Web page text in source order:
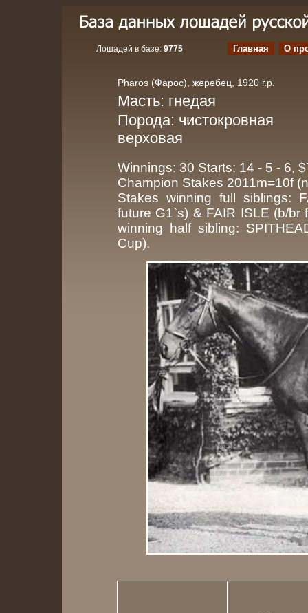
Лошадей в базе: 9775 Главная О
Pharos (Фарос), жеребец, 1920 г.р.
Масть: гнедая
Порода: чистокровная
верховая
Winnings: 30 Starts: 14 - 5 - 6,
Champion Stakes 2011m=10f
Stakes winning full siblings:
future G1`s) & FAIR ISLE (b/
winning half sibling:
Cup).